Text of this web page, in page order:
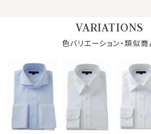
ャツに近い防しわ性を実現しました
衿の開き角度が大きい、通常のワイドカラ
画した衿型がホリゾンタルカラー。
アンタイドで着用するとややオープンカラ
妙なラインがとても小粋！
タイドアップはもちろんですが、ビジネスシ
ドで、そして上品カジュアルシャツとして着
仕様表
VARIATIONS
色バリエーション・類似商